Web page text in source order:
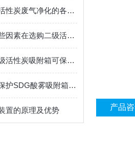
简述污水厂活性炭废气净化的各组成部件功能特点
注意了！这些因素在选购二级活性炭吸附箱时要重点考虑
定期维护二级活性炭吸附箱可保护您享受清新健康的空气环境
正确操作对保护SDG酸雾吸附箱环境和人类健康至关重要
置的原理及优势 产品